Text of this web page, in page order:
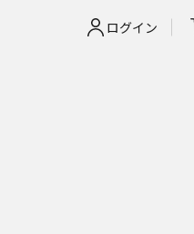
ログイン